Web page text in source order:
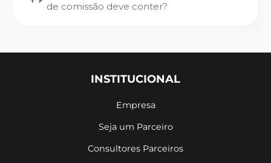
de comissão deve conter?
INSTITUCIONAL
Empresa
Seja um Parceiro
Consultores Parceiros